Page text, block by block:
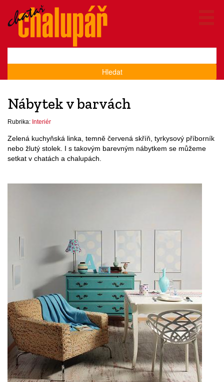
Hledat
Nábytek v barvách
Rubrika: Interiér
Zelená kuchyňská linka, temně červená skříň, tyrkysový příborník
nebo žlutý stolek. I s takovým barevným nábytkem se můžeme
setkat v chatách a chalupách.